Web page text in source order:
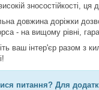
зносостійкості,
довжина доріжки
- на вищому рівні,
ваш інтер'єр разом з
питання? Для